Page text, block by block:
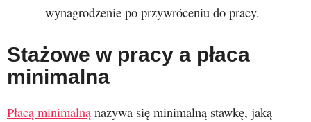
wynagrodzenie po przywróceniu do pracy.
Stażowe w pracy a płaca
minimalna
Płacą minimalną nazywa się minimalną stawkę, jaką